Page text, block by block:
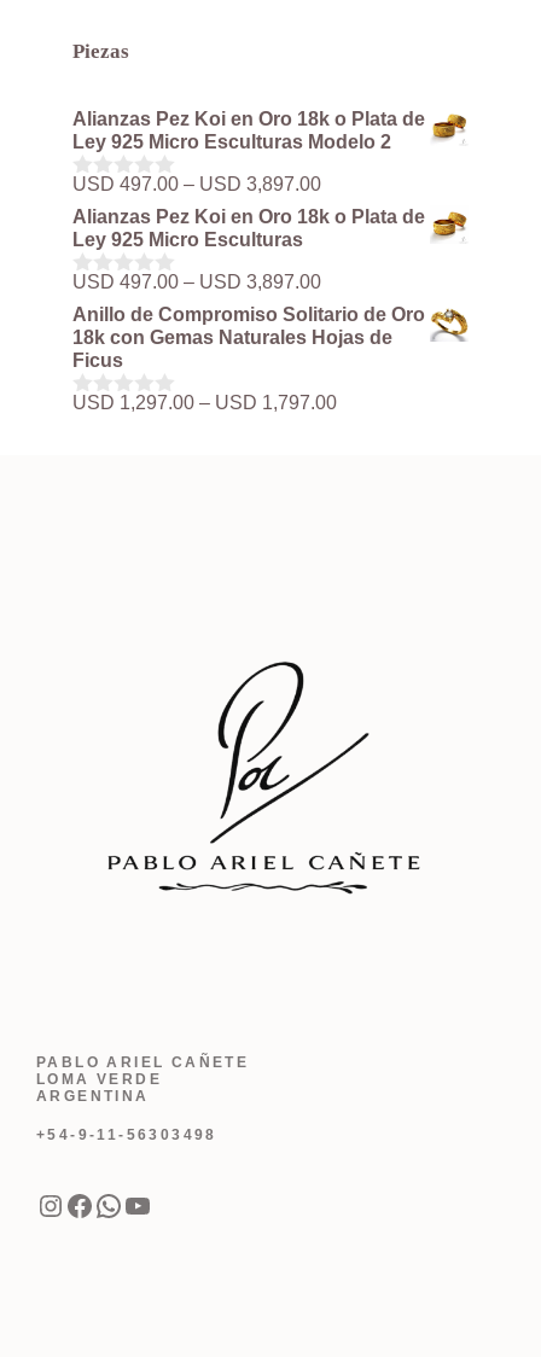
Piezas
Alianzas Pez Koi en Oro 18k o Plata de
Ley 925 Micro Esculturas Modelo 2
0
d
e
5
USD 497.00 – USD 3,897.00Rango
de
precios:
USD 497.00
USD 3,897.00
Alianzas Pez Koi en Oro 18k o Plata de
Ley 925 Micro Esculturas
0
d
e
5
USD 497.00 – USD 3,897.00Rango
de
precios:
desde
hasta
Anillo de Compromiso Solitario de Oro
18k con Gemas Naturales Hojas de
Ficus
0
USD 1,297.00 – USD 1,797.00Rango
PABLO ARIEL CAÑETE
LOMA VERDE
ARGENTINA
+54-9-11-56303498
Instagram
Facebook
WhatsApp
YouTube